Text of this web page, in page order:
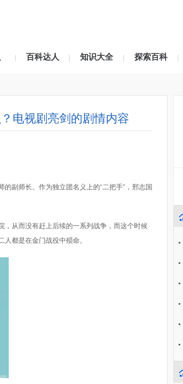
| 百科达人 | 知识大全 | 探索百科 |
电视剧亮剑的剧情内容
副师长。作为独立团名义上的“二把手”，邢志国
从而没有赶上后续的一系列战争，而这个时候
都是在金门战役中殒命。